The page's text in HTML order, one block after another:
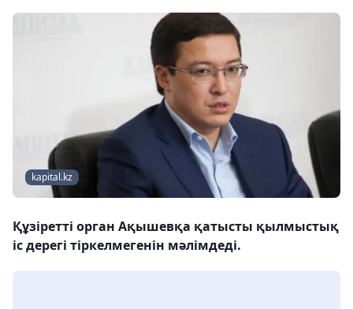
kapital.kz
Құзіретті орган Ақышевқа қатысты қылмыстық
іс дерегі тіркелмегенін мәлімдеді.